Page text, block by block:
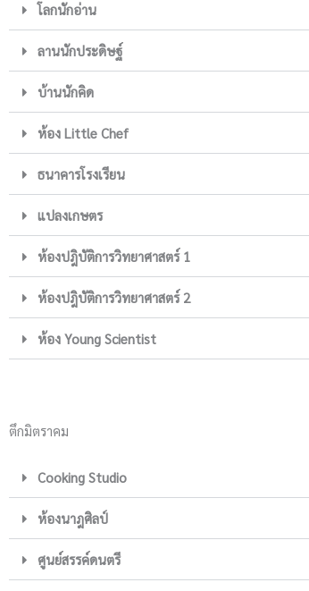
โลกนักอ่าน
ลานนักประดิษฐ์
บ้านนักคิด
ห้อง Little Chef
ธนาคารโรงเรียน
แปลงเกษตร
ห้องปฎิบัติการวิทยาศาสตร์ 1
ห้องปฎิบัติการวิทยาศาสตร์ 2
ห้อง Young Scientist
ตึกมิตราคม
Cooking Studio
ห้องนาฎศิลป์
ศูนย์สรรค์ดนตรี